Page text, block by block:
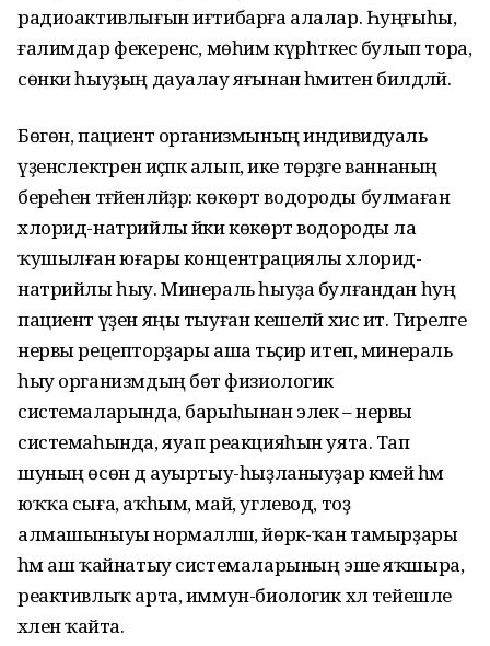
радиоактивлығын иғтибарға алалар. Һуңғыһы,
ғалимдар фекеренсә, мөһим күрһәткес булып тора,
сөнки һыуҙың дауалау яғынан әһәмиәтен билдәләй.
Бөгөн, пациент организмының индивидуаль
үҙенсәлектәрен иҫәпкә алып, ике төрҙәге ваннаның
береһен тәғәйенләйҙәр: көкөрт водороды бул­маған
хлорид-натрийлы йәки көкөрт водороды ла
ҡушылған юғары концентрациялы хлорид-
натрийлы һыу. Минераль һыуҙа булғандан һуң
пациент үҙен яңы тыуған кешеләй хис итә. Тиреләге
нервы рецептор­ҙары аша тәьҫир итеп, минераль
һыу организмдың бөтә физиологик
системаларында, барыһынан элек – нервы
системаһында, яуап реак­цияһын уята. Тап
шуның өсөн дә ауыртыу-һыҙланыуҙар кәмей һәм
юҡҡа сыға, аҡһым, май, углевод, тоҙ
алмашыныуы нормал­ләшә, йөрәк-ҡан тамырҙары
һәм аш ҡай­натыу системаларының эше яҡшы­ра,
реактивлыҡ арта, иммун-биологик хәл тейешле
хәленә ҡайта.